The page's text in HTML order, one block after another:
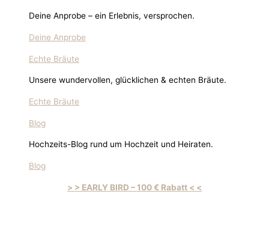
Deine Anprobe – ein Erlebnis, versprochen.
Deine Anprobe
Echte Bräute
Unsere wundervollen, glücklichen & echten Bräute.
Echte Bräute
Blog
Hochzeits-Blog rund um Hochzeit und Heiraten.
Blog
> > EARLY BIRD – 100 € Rabatt < <